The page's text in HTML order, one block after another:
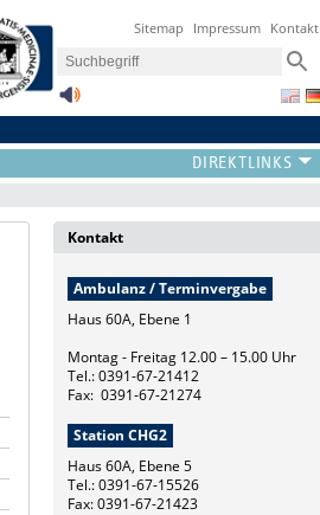
Sitemap Impressum Kontakt
Kontakt
Ambulanz / Terminvergabe
Haus 60A, Ebene 1
Montag - Freitag 12.00 – 15.00 Uhr
Tel.: 0391-67-21412
Fax: 0391-67-21274
Station CHG2
Haus 60A, Ebene 5
Tel.: 0391-67-15526
Fax: 0391-67-21423